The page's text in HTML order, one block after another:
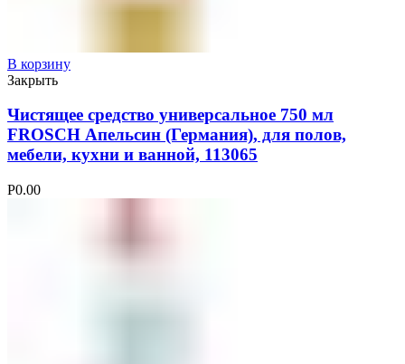
В корзину
Закрыть
Чистящее средство универсальное 750 мл
FROSCH Апельсин (Германия), для полов,
мебели, кухни и ванной, 113065
Р0.00